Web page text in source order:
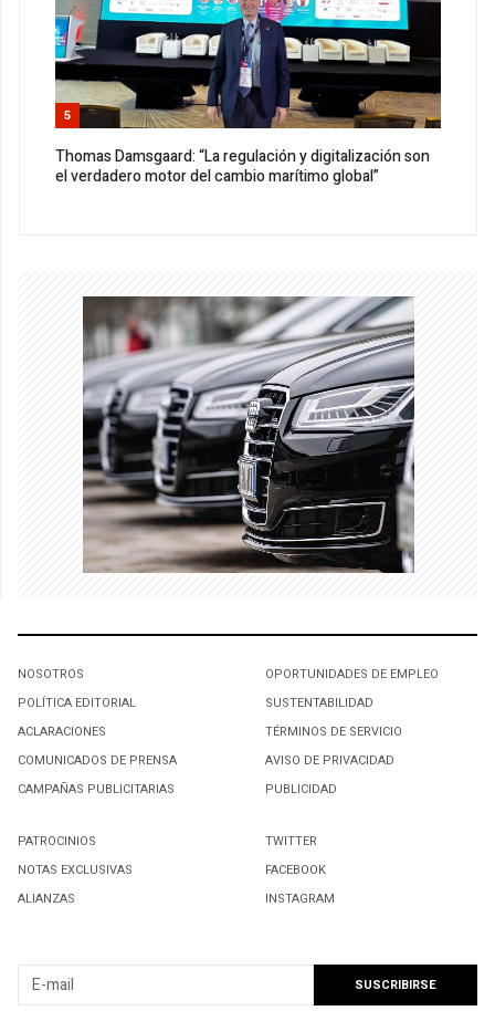
5
Thomas Damsgaard: “La regulación y digitalización son
el verdadero motor del cambio marítimo global”
NOSOTROS
POLÍTICA EDITORIAL
ACLARACIONES
COMUNICADOS DE PRENSA
CAMPAÑAS PUBLICITARIAS
OPORTUNIDADES DE EMPLEO
SUSTENTABILIDAD
TÉRMINOS DE SERVICIO
AVISO DE PRIVACIDAD
PUBLICIDAD
PATROCINIOS
NOTAS EXCLUSIVAS
ALIANZAS
TWITTER
FACEBOOK
INSTAGRAM